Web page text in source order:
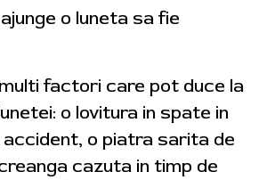
o luneta sa fie
factori care pot duce la
o lovitura in spate in
accident, o piatra sarita de
cazuta in timp de